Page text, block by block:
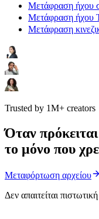
Μετάφραση ήχου
Μετάφραση ήχου
Μετάφραση
Trusted by 1M+ creators
Όταν
το μόνο που
Μεταφόρτωση αρχείου
Δεν απαιτείται